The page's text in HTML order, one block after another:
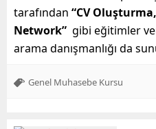
tarafından “CV
Network” gibi eğitimler
arama danışmanlığı da
Genel Muhasebe Kursu